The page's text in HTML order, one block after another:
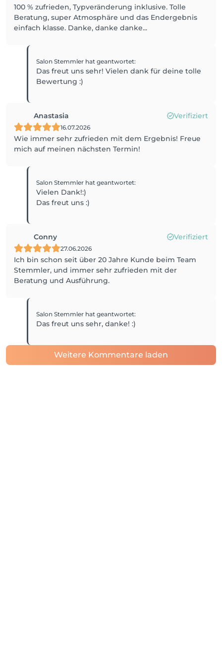
100 % zufrieden, Typveränderung inklusive. Tolle
Beratung, super Atmosphäre und das Endergebnis
einfach klasse. Danke, danke danke...
Salon Stemmler hat geantwortet:
Das freut uns sehr! Vielen dank für deine tolle
Bewertung :)
Anastasia Verifiziert
16.07.2026
Wie immer sehr zufrieden mit dem Ergebnis! Freue
mich auf meinen nächsten Termin!
Salon Stemmler hat geantwortet:
Vielen Dank!:)
Das freut uns :)
Conny Verifiziert
27.06.2026
Ich bin schon seit über 20 Jahre Kunde beim Team
Stemmler, und immer sehr zufrieden mit der
Beratung und Ausführung.
Salon Stemmler hat geantwortet:
Das freut uns sehr, danke! :)
Weitere Kommentare laden